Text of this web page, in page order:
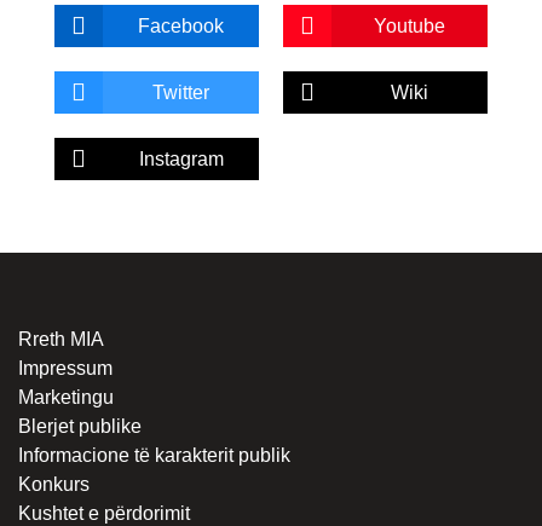
Facebook Youtube
Twitter Wiki
Instagram
Rreth MIA
Impressum
Marketingu
Blerjet publike
Informacione të karakterit publik
Konkurs
Kushtet e përdorimit